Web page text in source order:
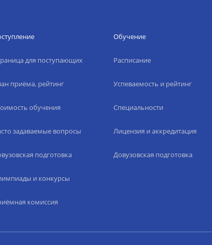
для поступающих
приёма, рейтинг
обучения
задаваемые вопросы
подготовка
и конкурсы
комиссия
Обучение
Расписание
Успеваемость и рейтинг
Специальности
Лицензия и аккредитация
Довузовская подготовка